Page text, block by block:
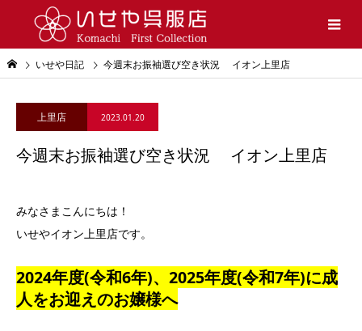
いせや日記 今週末お振袖選び空き状況 イオン上里店
上里店 2023.01.20
今週末お振袖選び空き状況 イオン上里店
みなさまこんにちは！
いせやイオン上里店です。
2024年度(令和6年)、2025年度(令和7年)に成
人をお迎えのお嬢様へ